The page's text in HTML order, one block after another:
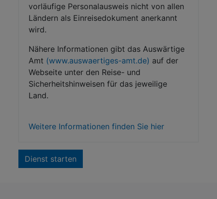
vorläufige Personalausweis nicht von allen
Ländern als Einreisedokument anerkannt
wird.
Nähere Informationen gibt das Auswärtige
Amt (www.auswaertiges-amt.de) auf der
Webseite unter den Reise- und
Sicherheitshinweisen für das jeweilige
Land.
Weitere Informationen finden Sie hier
Dienst starten